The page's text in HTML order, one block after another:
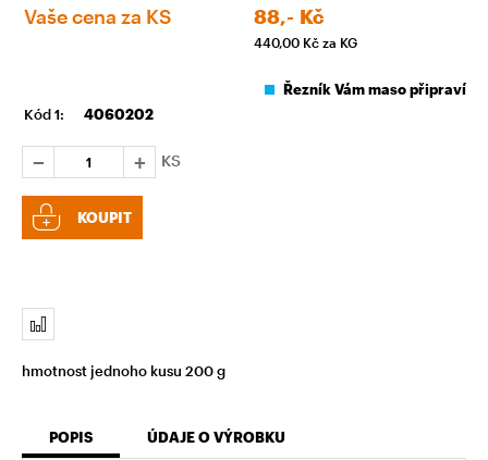
Vaše cena za KS 88,- Kč
440,00 Kč za KG
Řezník Vám maso připraví
Kód 1:
4060202
KS
KOUPIT
hmotnost jednoho kusu 200 g
POPIS ÚDAJE O VÝROBKU